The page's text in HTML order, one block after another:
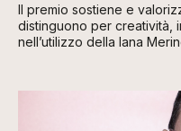
Il premio sostiene e
distinguono per creatività,
nell’utilizzo della lana